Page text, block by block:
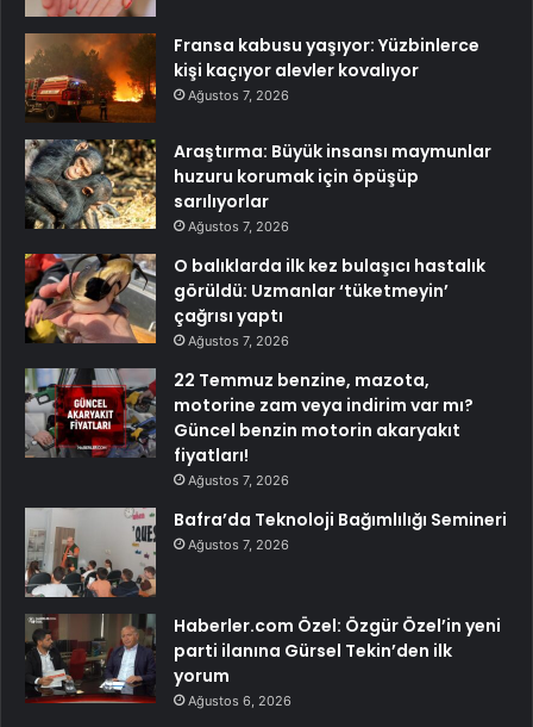
Fransa kabusu yaşıyor: Yüzbinlerce
kişi kaçıyor alevler kovalıyor
Ağustos 7, 2026
Araştırma: Büyük insansı maymunlar
huzuru korumak için öpüşüp
sarılıyorlar
Ağustos 7, 2026
O balıklarda ilk kez bulaşıcı hastalık
görüldü: Uzmanlar ‘tüketmeyin’
çağrısı yaptı
Ağustos 7, 2026
22 Temmuz benzine, mazota,
motorine zam veya indirim var mı?
Güncel benzin motorin akaryakıt
fiyatları!
Ağustos 7, 2026
Bafra’da Teknoloji Bağımlılığı Semineri
Ağustos 7, 2026
Haberler.com Özel: Özgür Özel’in yeni
parti ilanına Gürsel Tekin’den ilk
yorum
Ağustos 6, 2026